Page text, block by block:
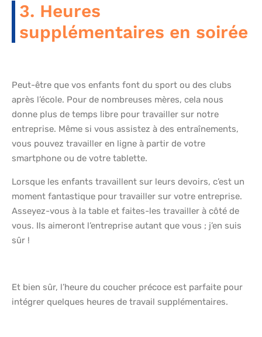
3. Heures
supplémentaires en soirée
Peut-être que vos enfants font du sport ou des clubs
après l’école. Pour de nombreuses mères, cela nous
donne plus de temps libre pour travailler sur notre
entreprise. Même si vous assistez à des entraînements,
vous pouvez travailler en ligne à partir de votre
smartphone ou de votre tablette.
Lorsque les enfants travaillent sur leurs devoirs, c’est un
moment fantastique pour travailler sur votre entreprise.
Asseyez-vous à la table et faites-les travailler à côté de
vous. Ils aimeront l’entreprise autant que vous ; j’en suis
sûr !
Et bien sûr, l’heure du coucher précoce est parfaite pour
intégrer quelques heures de travail supplémentaires.